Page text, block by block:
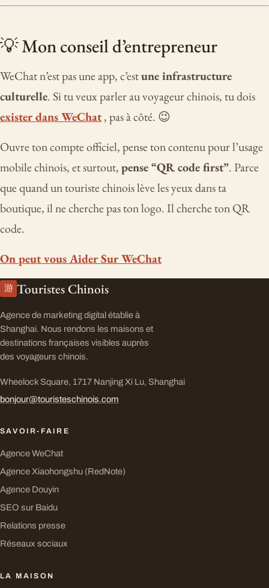
💡 Mon conseil d’entrepreneur
WeChat n’est pas une app, c’estune infrastructure
culturelle. Si tu veux parler au voyageur chinois, tu dois
exister dans WeChat, pas à côté. 😉
Ouvre ton compte officiel, pense ton contenu pour l’usage
mobile chinois, et surtout,pense “QR code first”. Parce
que quand un touriste chinois lève les yeux dans ta
boutique, il ne cherche pas ton logo. Il cherche ton QR
code.
On peut vous Aider Sur WeChat
游 Touristes Chinois
Agence de marketing digital établie à
Shanghai. Nous rendons les maisons et
destinations françaises visibles auprès
des voyageurs chinois.
Wheelock Square, 1717 Nanjing Xi Lu, Shanghai
bonjour@touristeschinois.com
SAVOIR-FAIRE
Agence WeChat
Agence Xiaohongshu (RedNote)
Agence Douyin
SEO sur Baidu
Relations presse
Réseaux sociaux
LA MAISON